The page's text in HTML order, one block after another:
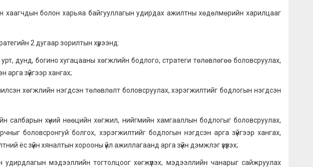
болон харьяа байгууллагын удирдах ажилтны хөдөлмөрийн харилцааг
2 дугаар зорилтын хүрээнд:
дунд, богино хугацааны хөгжлийн бодлого, стратеги төлөвлөгөө боловсруулах,
арга зүйгээр хангах;
хөгжлийн нэгдсэн төлөвлөлт боловсруулах, хэрэгжилтийг бодлогын нэгдсэн
хүний нөөцийн хөгжил, нийгмийн хамгааллын бодлогыг боловсруулах,
боловсронгуй болгох, хэрэгжилтийг бодлогын нэгдсэн арга зүйгээр хангах,
ёс зүйн хяналтын хорооны үйл ажиллагаанд арга зүйн дэмжлэг үзүүлэх;
мэдээллийн тогтолцоог хөгжүүлэх, мэдээллийн чанарыг сайжруулах